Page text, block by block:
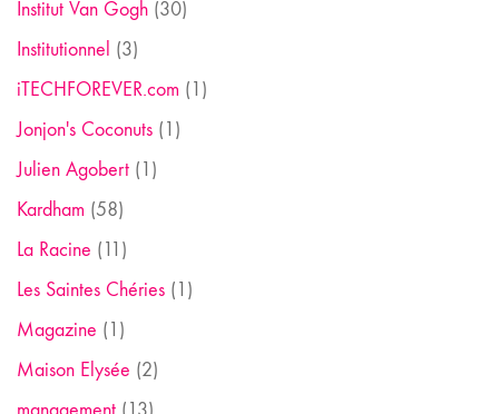
Institut Van Gogh (30)
Institutionnel (3)
iTECHFOREVER.com (1)
Jonjon's Coconuts (1)
Julien Agobert (1)
Kardham (58)
La Racine (11)
Les Saintes Chéries (1)
Magazine (1)
Maison Elysée (2)